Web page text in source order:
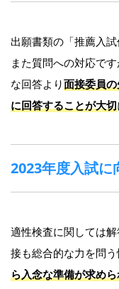
出願書類の「推薦入
また質問への対応で
な回答より面接委員
に回答することが大切
2023年度入試に
適性検査に関しては
接も総合的な力を問う
ら入念な準備が求め